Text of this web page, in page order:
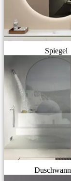
Spiegel